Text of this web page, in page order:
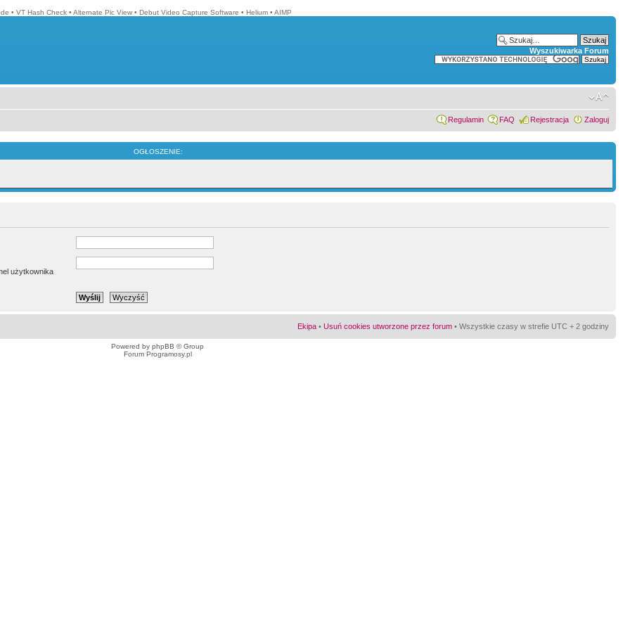
• VT Hash Check • Alternate Pic View • Debut Video Capture Software • Helium • AIMP
Wyszukiwarka Forum
Regulamin FAQ Rejestracja Zaloguj
OGŁOSZENIE:
użytkownika
Ekipa • Usuń cookies utworzone przez forum • Wszystkie czasy w strefie UTC + 2 godziny
Powered by phpBB © Group
Forum Programosy.pl